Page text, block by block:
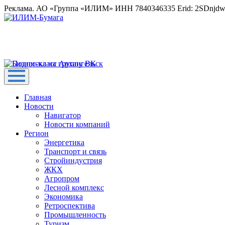
Реклама. АО «Группа «ИЛИМ» ИНН 7840346335 Erid:
Главная
Новости
Навигатор
Новости компаний
Регион
Энергетика
Транспорт и связь
Стройиндустрия
ЖКХ
Агропром
Лесной комплекс
Экономика
Ретроспектива
Промышленность